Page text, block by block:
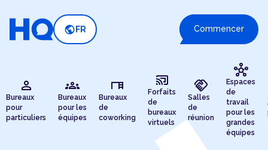
public FR Commencer
person
Bureaux
pour
particuliers
groups
Bureaux
pour les
équipes
desk
Bureaux
de
coworking
cast_connected
Forfaits
de
bureaux
virtuels
handshake
Salles
de
réunion
hub
Espaces
de
travail
pour les
grandes
équipes